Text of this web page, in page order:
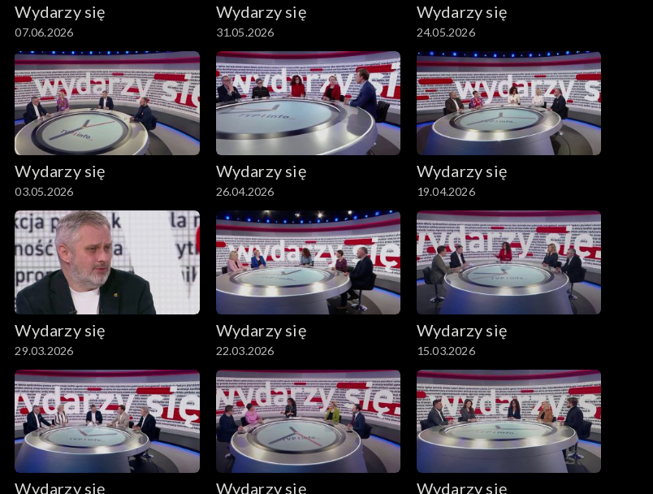
Wydarzy się
07.06.2026
Wydarzy się
31.05.2026
Wydarzy się
24.05.2026
Wydarzy się
03.05.2026
Wydarzy się
26.04.2026
Wydarzy się
19.04.2026
Wydarzy się
29.03.2026
Wydarzy się
22.03.2026
Wydarzy się
15.03.2026
Wydarzy się Wydarzy się Wydarzy się